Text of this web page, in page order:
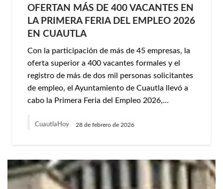
OFERTAN MÁS DE 400 VACANTES EN
LA PRIMERA FERIA DEL EMPLEO 2026
EN CUAUTLA
Con la participación de más de 45 empresas, la
oferta superior a 400 vacantes formales y el
registro de más de dos mil personas solicitantes
de empleo, el Ayuntamiento de Cuautla llevó a
cabo la Primera Feria del Empleo 2026,…
CuautlaHoy 28 de febrero de 2026